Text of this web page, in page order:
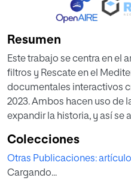
Resumen
Este trabajo se centra en el
filtros y Rescate en el
documentales interactivos
2023. Ambos hacen uso de
expandir la historia, y así se
El objetivo principal se
recursos utilizan para
nuevas experiencias de
Colecciones
Otras Publicaciones:
Cargando...